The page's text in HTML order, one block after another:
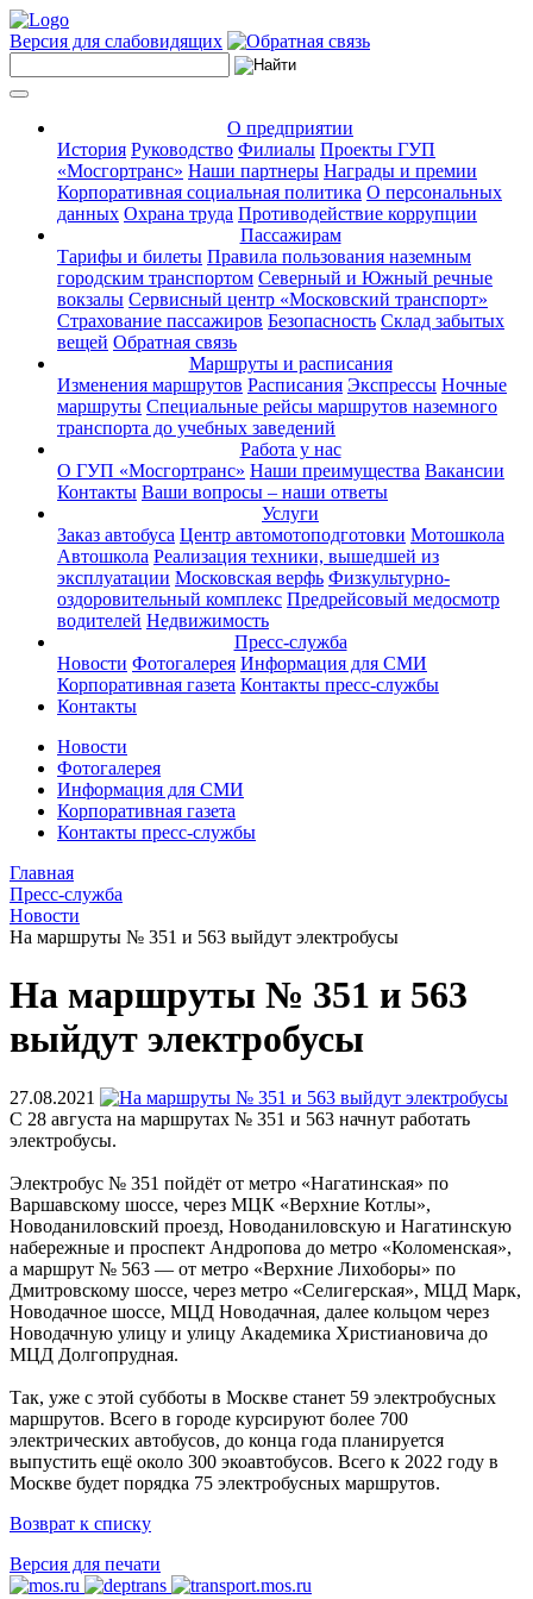
Версия для слабовидящих
О предприятии
История Руководство Филиалы Проекты ГУП
«Мосгортранс» Наши партнеры Награды и премии
Корпоративная социальная политика О персональных
данных Охрана труда Противодействие коррупции
Пассажирам
Тарифы и билеты Правила пользования наземным
городским транспортом Северный и Южный речные
вокзалы Сервисный центр «Московский транспорт»
Страхование пассажиров Безопасность Склад забытых
вещей Обратная связь
Маршруты и расписания
Изменения маршрутов Расписания Экспрессы Ночные
маршруты Специальные рейсы маршрутов наземного
транспорта до учебных заведений
Работа у нас
О ГУП «Мосгортранс» Наши преимущества Вакансии
Контакты Ваши вопросы – наши ответы
Услуги
Заказ автобуса Центр автомотоподготовки Мотошкола
Автошкола Реализация техники, вышедшей из
эксплуатации Московская верфь Физкультурно-
оздоровительный комплекс Предрейсовый медосмотр
водителей Недвижимость
Пресс-служба
Новости Фотогалерея Информация для СМИ
Корпоративная газета Контакты пресс-службы
Контакты
Новости
Фотогалерея
Информация для СМИ
Корпоративная газета
Контакты пресс-службы
Главная
Пресс-служба
Новости
На маршруты № 351 и 563 выйдут электробусы
На маршруты № 351 и 563
выйдут электробусы
27.08.2021
С 28 августа на маршрутах № 351 и 563 начнут работать
электробусы.
Электробус № 351 пойдёт от метро «Нагатинская» по
Варшавскому шоссе, через МЦК «Верхние Котлы»,
Новоданиловский проезд, Новоданиловскую и Нагатинскую
набережные и проспект Андропова до метро «Коломенская»,
а маршрут № 563 — от метро «Верхние Лихоборы» по
Дмитровскому шоссе, через метро «Селигерская», МЦД Марк,
Новодачное шоссе, МЦД Новодачная, далее кольцом через
Новодачную улицу и улицу Академика Христиановича до
МЦД Долгопрудная.
Так, уже с этой субботы в Москве станет 59 электробусных
маршрутов. Всего в городе курсируют более 700
электрических автобусов, до конца года планируется
выпустить ещё около 300 экоавтобусов. Всего к 2022 году в
Москве будет порядка 75 электробусных маршрутов.
Возврат к списку
Версия для печати